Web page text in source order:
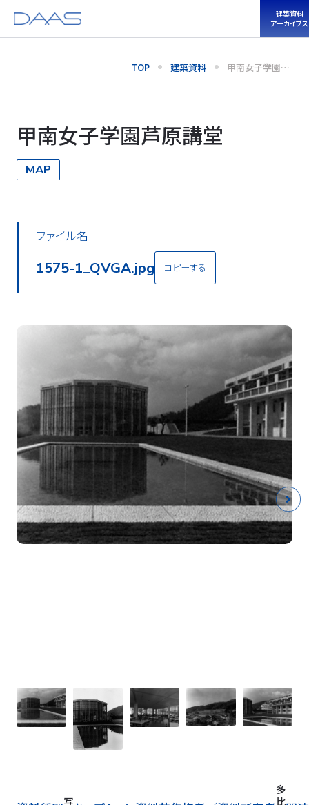
建築資料
アーカイブス
TOP 建築資料 甲南女子学園芦
原講堂
甲南女子学園芦原講堂
MAP
ファイル名
1575-1_QVGA.jpg コピーする
写
多
比